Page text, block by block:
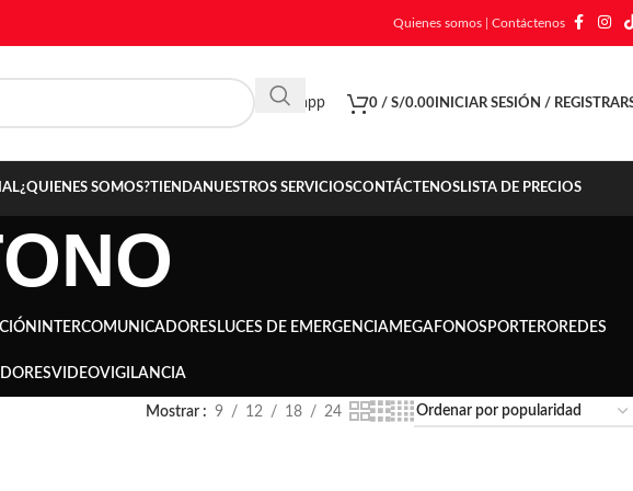
Quienes somos Contáctenos
Whatsapp 0 / S/0.00 INICIAR SESIÓN /
¿QUIENES SOMOS?TIENDANUESTROS SERVICIOSCONTÁCTENOSLISTA DE PRECIOS
INTERCOMUNICADORES LUCES DE EMERGENCIA MEGAFONOS PORTEROREDES
VIDEOVIGILANCIA
Mostrar 9 12 18 24